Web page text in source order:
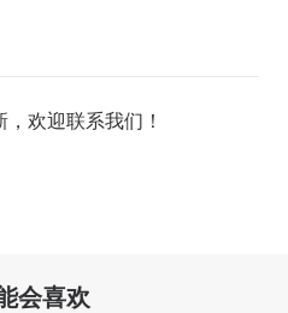
，欢迎联系我们 ！
会喜欢